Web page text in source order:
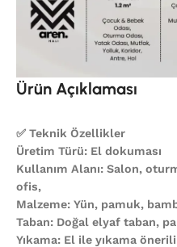
Ürün Açıklaması
✅ Teknik Özellikler
Üretim Türü: El dokuması
Kullanım Alanı: Salon,
ofis,
Malzeme: Yün, pamuk,
Taban: Doğal elyaf taban,
Yıkama: El ile yıkama